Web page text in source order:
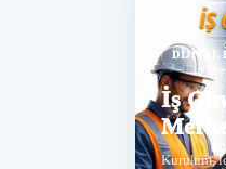
DIJITAL
İş
Kurulum,